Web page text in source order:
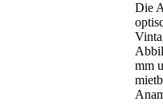
Die
mm